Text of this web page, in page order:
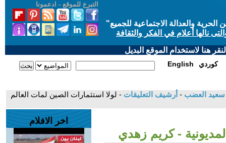
التبرع للموقع - ادعمونا
والعدالة الاجتماعية للجميع"
نالها أعلام في الفكر والثقافة
هنا لاستخدام الموقع البديل
English كوردي
سعيد العضب - أرشيف التعليقات - لولا استثمارات الصين لمات العالم
- كريم زهدي
اخر الافلام